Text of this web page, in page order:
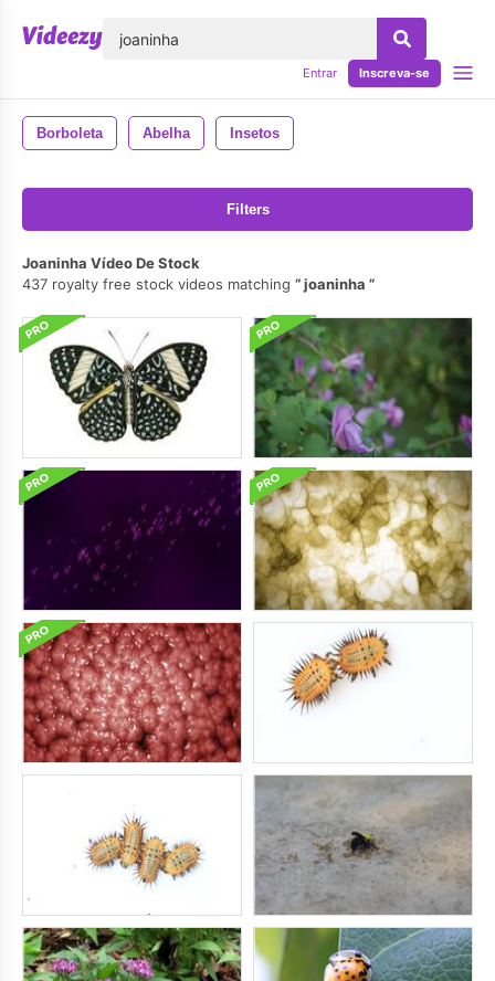
Entrar Inscreva-se
Borboleta Abelha Insetos
Filters
Joaninha Vídeo De Stock
437 royalty free stock videos matching
joaninha